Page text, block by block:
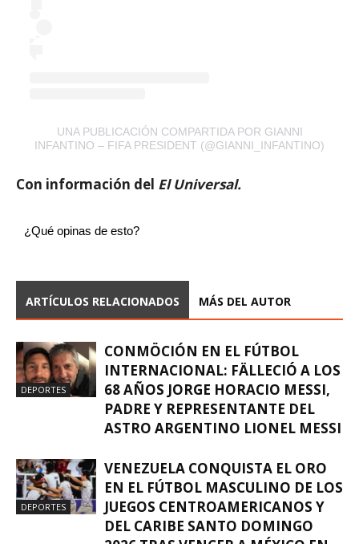
UNA PUBLICACIÓN COMPARTIDA POR GIANNI
INFANTINO – FIFA PRESIDENT (@GIANNI_INFANTINO)
Con información del El Universal.
¿Qué opinas de esto?
ARTÍCULOS RELACIONADOS MÁS DEL AUTOR
DEPORTES
CONMÖCIÓN EN EL FÚTBOL
INTERNACIONAL: FÄLLECIÓ A LOS
68 AÑOS JORGE HORACIO MESSI,
PADRE Y REPRESENTANTE DEL
ASTRO ARGENTINO LIONEL MESSI
DEPORTES
VENEZUELA CONQUISTA EL ORO
EN EL FÚTBOL MASCULINO DE LOS
JUEGOS CENTROAMERICANOS Y
DEL CARIBE SANTO DOMINGO